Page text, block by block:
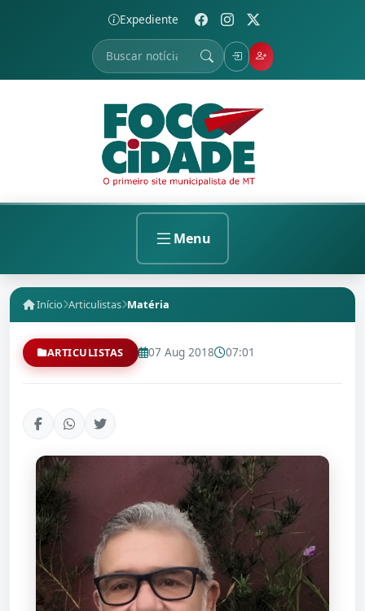
Expediente
Menu
Início Articulistas Matéria
ARTICULISTAS 07 Aug 2018 07:01